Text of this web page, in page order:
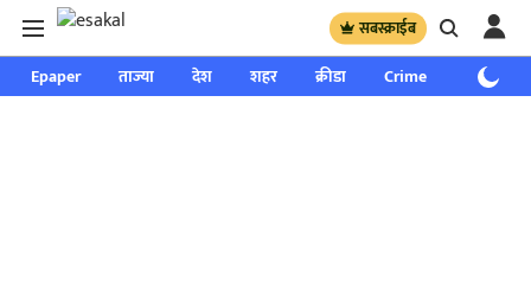
सबस्क्राईब
Epaper ताज्या देश शहर क्रीडा Crime साप्ताहिक